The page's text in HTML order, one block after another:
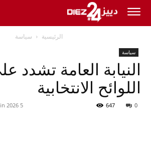
الرئيسية سياسة
سياسة
النيابة العامة تشدد
اللوائح الانتخابية
5 juin 2026 0
647